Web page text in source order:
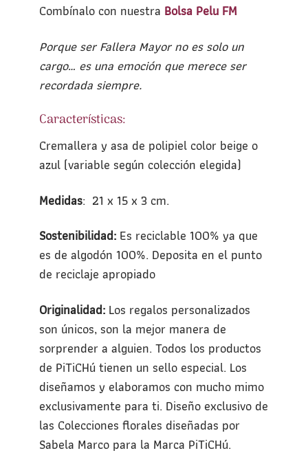
Combínalo con nuestra Bolsa Pelu FM
Porque ser Fallera Mayor no es solo un
cargo… es una emoción que merece ser
recordada siempre.
Características:
Cremallera y asa de polipiel color beige o
azul (variable según colección elegida)
Medidas: 21 x 15 x 3 cm.
Sostenibilidad:Es reciclable 100% ya que
es de algodón 100%. Deposita en el punto
de reciclaje apropiado
Originalidad:Los regalos personalizados
son únicos, son la mejor manera de
sorprender a alguien. Todos los productos
de PiTiCHú tienen un sello especial. Los
diseñamos y elaboramos con mucho mimo
exclusivamente para ti. Diseño exclusivo de
las Colecciones florales diseñadas por
Sabela Marco para la Marca PiTiCHú.